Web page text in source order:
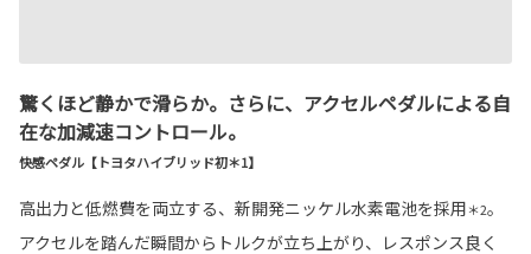
驚くほど静かで滑らか。さらに、アクセルペダルによる自
在な加減速コントロール。
快感ペダル【トヨタハイブリッド初＊1】
高出力と低燃費を両立する、新開発ニッケル水素電池を採用＊2。
アクセルを踏んだ瞬間からトルクが立ち上がり、レスポンス良く